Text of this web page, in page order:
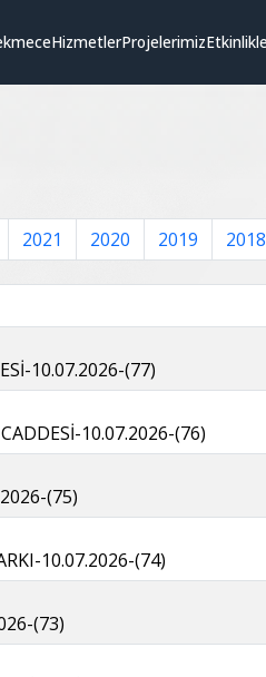
HizmetlerProjelerimiz
2021 2020 2019 2018
10.07.2026-(77)
10.07.2026-(76)
(75)
10.07.2026-(74)
(73)